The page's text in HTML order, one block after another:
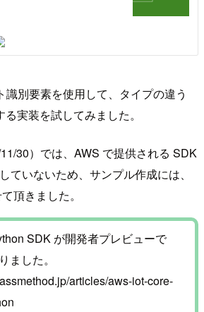
別要素を使用して、タイプの違う
実装を試してみました。
30）では、AWS で提供される SDK
ていないため、サンプル作成には、
頂きました。
SDK が開発者プレビューで
ました。
articles/aws-iot-core-